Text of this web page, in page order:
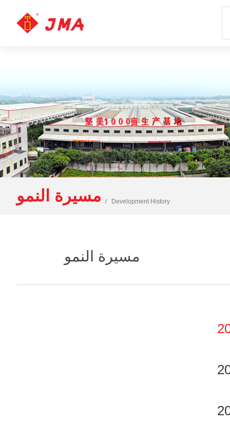
مسيرة النمو Development History
مسيرة النمو